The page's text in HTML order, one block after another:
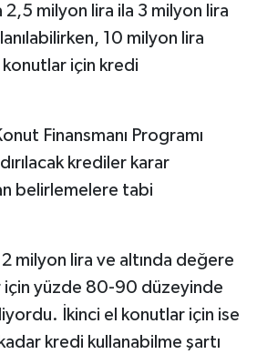
milyon lira ila 3 milyon lira
10 milyon lira
için kredi
Finansmanı Programı
krediler karar
belirlemelere tabi
milyon lira ve altında değere
için yüzde 80-90 düzeyinde
İkinci el konutlar için ise
kredi kullanabilme şartı